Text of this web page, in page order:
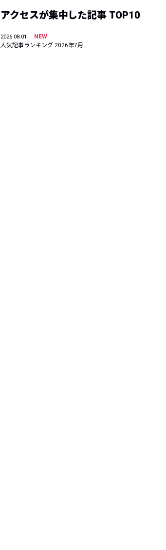
アクセスが集中した記事 TOP10
2026.08.01
NEW
人気記事ランキング 2026年7月